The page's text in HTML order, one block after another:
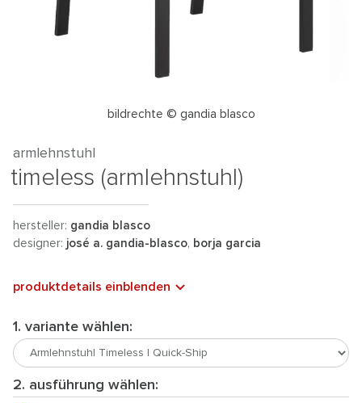
bildrechte © gandia blasco
armlehnstuhl
timeless (armlehnstuhl)
hersteller: gandia blasco
designer: josé a. gandia-blasco, borja garcia
produktdetails einblenden
1. variante wählen:
2. ausführung wählen: